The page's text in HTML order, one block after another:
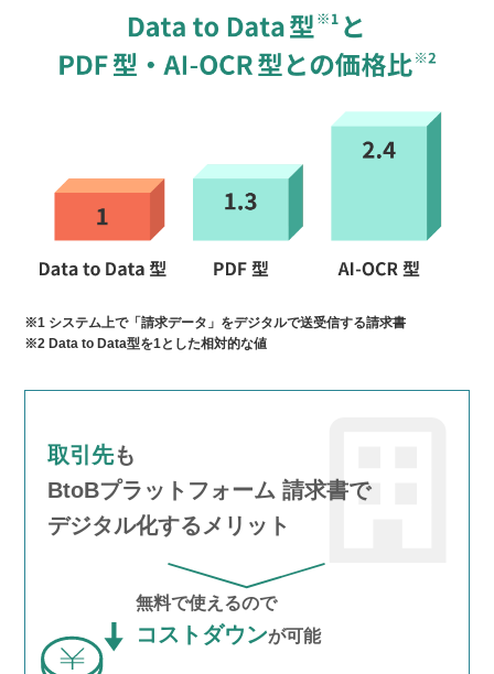
※1 システム上で「請求データ」をデジタルで送受信する請求書
※2 Data to Data型を1とした相対的な値
取引先も
BtoBプラットフォーム 請求書で
デジタル化するメリット
無料で使えるので
コストダウンが可能